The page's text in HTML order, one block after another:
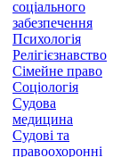
соціального
забезпечення
Психологія
Релігієзнавство
Сімейне право
Соціологія
Судова
медицина
Судові та
правоохоронні